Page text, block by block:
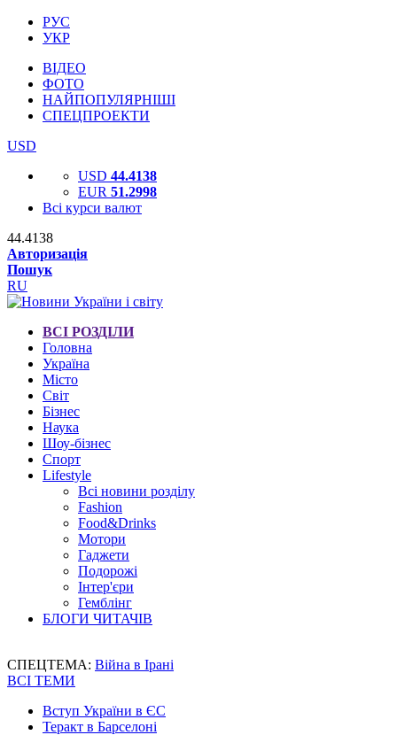
РУС
УКР
ВІДЕО
ФОТО
НАЙПОПУЛЯРНІШІ
СПЕЦПРОЕКТИ
USD
USD 44.4138
EUR 51.2998
Всі курси валют
44.4138
Авторизація
Пошук
RU
ВСІ РОЗДІЛИ
Головна
Україна
Місто
Світ
Бізнес
Наука
Шоу-бізнес
Спорт
Lifestyle
Всі новини розділу
Fashion
Food&Drinks
Мотори
Гаджети
Подорожі
Інтер'єри
Гемблінг
БЛОГИ ЧИТАЧІВ
СПЕЦТЕМА: Війна в Ірані
ВСІ ТЕМИ
Вступ України в ЄС
Теракт в Барселоні